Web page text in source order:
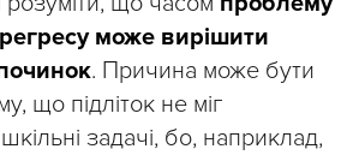
може вирішити
. Причина може бути
що підліток не міг
задачі, бо, наприклад,